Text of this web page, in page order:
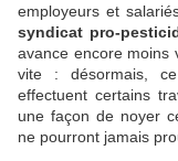
employeurs et
syndicat pro-
avance encore moins
vite : désormais,
effectuent certains
une façon de noyer
ne pourront jamais